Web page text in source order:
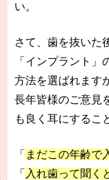
い。
さて、歯を抜いた
「インプラント
方法を選ばれます
長年皆様のご意見
も良く耳にするこ
「 まだこの年齢で
「 入れ歯って聞く